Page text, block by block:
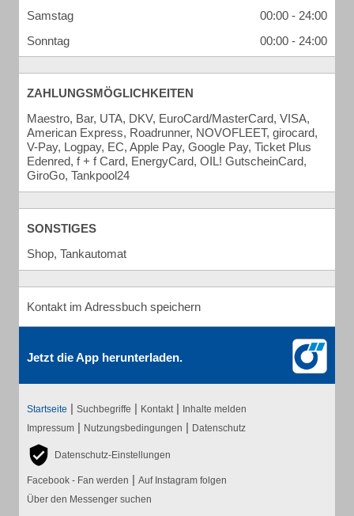
Samstag
00:00 - 24:00
Sonntag
00:00 - 24:00
ZAHLUNGSMÖGLICHKEITEN
Maestro, Bar, UTA, DKV, EuroCard/MasterCard, VISA,
American Express, Roadrunner, NOVOFLEET, girocard,
V-Pay, Logpay, EC, Apple Pay, Google Pay, Ticket Plus
Edenred, f + f Card, EnergyCard, OIL! GutscheinCard,
GiroGo, Tankpool24
SONSTIGES
Shop, Tankautomat
Kontakt im Adressbuch speichern
Jetzt die App herunterladen.
Startseite | Suchbegriffe | Kontakt | Inhalte melden
Impressum | Nutzungsbedingungen | Datenschutz
Datenschutz-Einstellungen
Facebook - Fan werden | Auf Instagram folgen
Über den Messenger suchen